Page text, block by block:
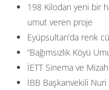
198 Kilodan yeni bir
umut veren proje
Eyüpsultan’da renk
“Bağımsızlık Köyü
İETT Sinema ve
İBB Başkanvekili